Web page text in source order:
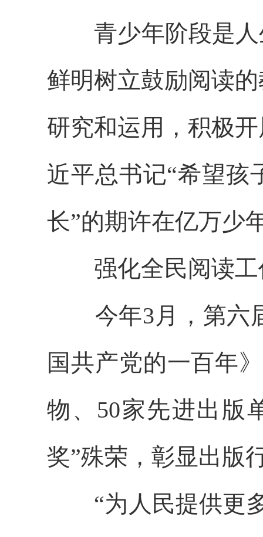
青少年阶段是人
鲜明树立鼓励阅读
研究和运用，积极
近平总书记“希望孩
长”的期许在亿万少
强化全民阅读工
今年3月，第六届
国共产党的一百年
物、50家先进出版
奖”殊荣，彰显出版
“为人民提供更多